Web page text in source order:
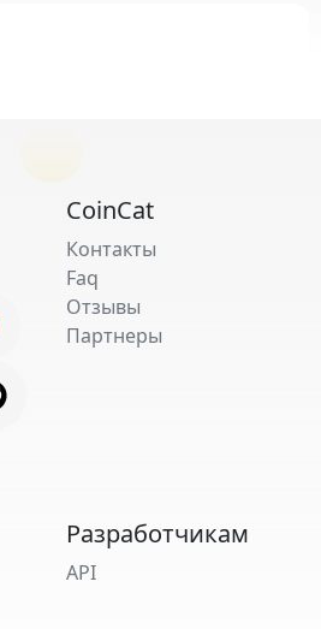
CoinCat
Контакты
Faq
Отзывы
Партнеры
Разработчикам
API